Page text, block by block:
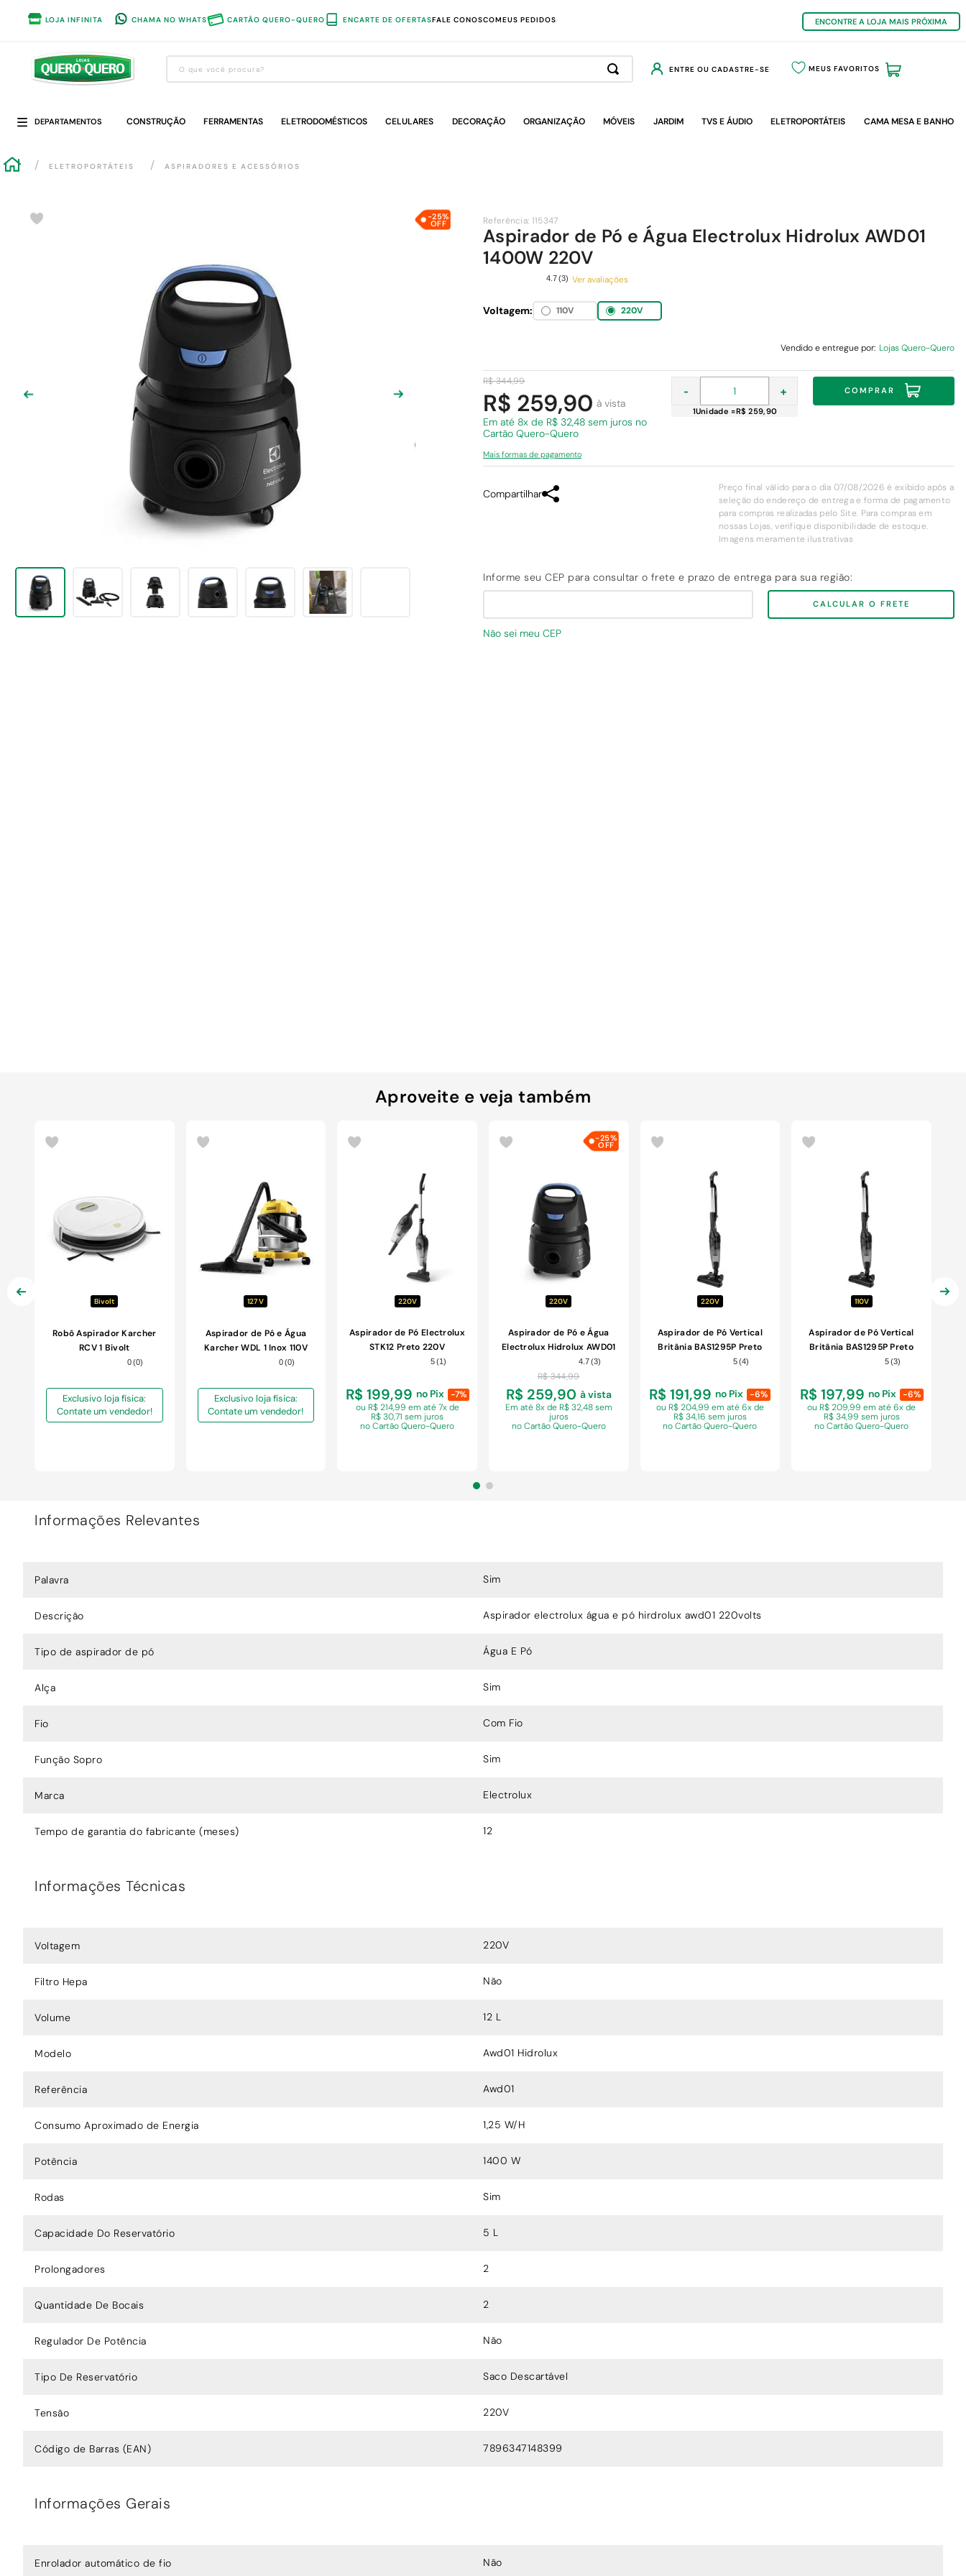
LOJA INFINITA CHAMA NO WHATS CARTÃO QUERO-QUERO ENCARTE DE OFERTASFALE CONOSCOMEUS PEDIDOS ENCONTRE A LOJA MAIS PRÓXIMA
O que você procura?
ENTRE OU CADASTRE-SE MEUS FAVORITOS
DEPARTAMENTOS CONSTRUÇÃO FERRAMENTAS ELETRODOMÉSTICOS CELULARES DECORAÇÃO ORGANIZAÇÃO MÓVEIS JARDIM TVS E ÁUDIO ELETROPORTÁTEIS CAMA MESA E BANHO
ELETROPORTÁTEIS ASPIRADORES E ACESSÓRIOS
-25% Referência: 115347
Aspirador de Pó e Água Electrolux Hidrolux AWD01
1400W 220V
4.7(3) Ver avaliações
Voltagem: 220V
110V
Vendido e entregue por: Lojas Quero-Quero
R$ 344,99
R$ 259,90 à vista
Em até 8x de R$ 32,48 sem juros no
Cartão Quero-Quero
Mais formas de pagamento
+
-
1Unidade =R$ 259,90
COMPRAR
Compartilhar
Preço final válido para o dia 07/08/2026 é exibido após a
seleção do endereço de entrega e forma de pagamento
para compras realizadas pelo Site. Para compras em
nossas Lojas, verifique disponibilidade de estoque.
Imagens meramente ilustrativas
Não sei meu CEP
CALCULAR O FRETE
Aproveite e veja também
Bivolt
Robô Aspirador Karcher
RCV 1 Bivolt
0(0)
Exclusivo loja física:
Contate um vendedor!
127 V
Aspirador de Pó e Água
Karcher WDL 1 Inox 110V
0(0)
Exclusivo loja física:
Contate um vendedor!
220V
Aspirador de Pó Electrolux
STK12 Preto 220V
5 (1)
R$ 199,99 no Pix
-7%
ou R$ 214,99 em até 7x de
R$ 30,71 sem juros
no Cartão Quero-Quero
-25%
220V
Aspirador de Pó e Água
Electrolux Hidrolux AWD01
1400W 220V
4.7(3)
R$ 344,99
R$ 259,90 à vista
Em até 8x de R$ 32,48 sem
juros
no Cartão Quero-Quero
220V
Aspirador de Pó Vertical
Britânia BAS1295P Preto
1250W 220V5(4)
R$ 191,99 no Pix
-6%
ou R$ 204,99 em até 6x de
R$ 34,16 sem juros
no Cartão Quero-Quero
110V
Aspirador de Pó Vertical
Britânia BAS1295P Preto
1250W 110V5 (3)
R$ 197,99 no Pix
-6%
ou R$ 209,99 ematé 6x de
R$ 34,99 sem juros
no Cartão Quero-Quero
Informações Relevantes
Palavra Sim
Descrição Aspirador electrolux água e pó hirdrolux awd01 220volts
Tipo de aspirador de pó Água E Pó
Alça Sim
Fio Com Fio
Função Sopro Sim
Marca Electrolux
Tempo de garantia do fabricante (meses) 12
Informações Técnicas
Voltagem 220V
Filtro Hepa Não
Volume 12 L
Modelo Awd01 Hidrolux
Referência Awd01
Consumo Aproximado de Energia 1,25 W/H
Potência 1400 W
Rodas Sim
Capacidade Do Reservatório 5 L
Prolongadores 2
Quantidade De Bocais 2
Regulador De Potência Não
Tipo De Reservatório Saco Descartável
Tensão 220V
Código de Barras (EAN) 7896347148399
Informações Gerais
Enrolador automático de fio Não
1º
guarda roupa
3 º piso cerâmica
7º iphone
8º porta
10º chuveiro